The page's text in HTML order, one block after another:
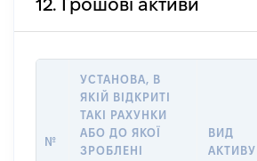
12. Грошові активи
№
УСТАНОВА, В
ЯКІЙ ВІДКРИТІ
ТАКІ РАХУНКИ
АБО ДО ЯКОЇ
ЗРОБЛЕНІ
ВИД
АКТИВУ